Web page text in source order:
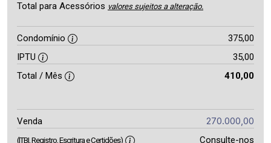
Total para Acessórios valores sujeitos a alteração.
Condomínio
375,00
IPTU
35,00
Total / Mês
410,00
Venda 270.000,00
(ITBI, Registro, Escritura e Certidões) Consulte-nos